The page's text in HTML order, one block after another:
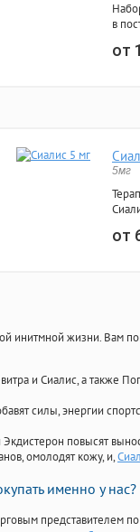
в
от
5мг
от
инитмной жизни. Вам
и Сиалис, а также
силы, энергии
повысят
омолодят кожу, и,
именно у нас?
представителем